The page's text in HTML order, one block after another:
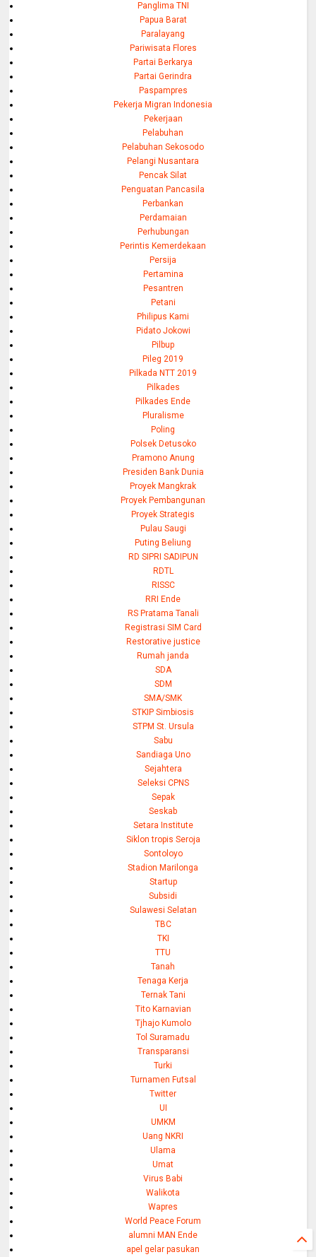
Panglima TNI
Papua Barat
Paralayang
Pariwisata Flores
Partai Berkarya
Partai Gerindra
Paspampres
Pekerja Migran Indonesia
Pekerjaan
Pelabuhan
Pelabuhan Sekosodo
Pelangi Nusantara
Pencak Silat
Penguatan Pancasila
Perbankan
Perdamaian
Perhubungan
Perintis Kemerdekaan
Persija
Pertamina
Pesantren
Petani
Philipus Kami
Pidato Jokowi
Pilbup
Pileg 2019
Pilkada NTT 2019
Pilkades
Pilkades Ende
Pluralisme
Poling
Polsek Detusoko
Pramono Anung
Presiden Bank Dunia
Proyek Mangkrak
Proyek Pembangunan
Proyek Strategis
Pulau Saugi
Puting Beliung
RD SIPRI SADIPUN
RDTL
RISSC
RRI Ende
RS Pratama Tanali
Registrasi SIM Card
Restorative justice
Rumah janda
SDA
SDM
SMA/SMK
STKIP Simbiosis
STPM St. Ursula
Sabu
Sandiaga Uno
Sejahtera
Seleksi CPNS
Sepak
Seskab
Setara Institute
Siklon tropis Seroja
Sontoloyo
Stadion Marilonga
Startup
Subsidi
Sulawesi Selatan
TBC
TKI
TTU
Tanah
Tenaga Kerja
Ternak Tani
Tito Karnavian
Tjhajo Kumolo
Tol Suramadu
Transparansi
Turki
Turnamen Futsal
Twitter
UI
UMKM
Uang NKRI
Ulama
Umat
Virus Babi
Walikota
Wapres
World Peace Forum
alumni MAN Ende
apel gelar pasukan